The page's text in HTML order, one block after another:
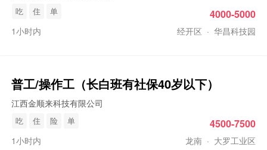
吃 住 单
1小时内 经开区 · 华昌科技园
4000-5000
普工/操作工 （长白班有社保40岁以下）
江西金顺来科技有限公司
吃 住 险 单
1小时内 龙南 · 大罗工业区
4500-7500